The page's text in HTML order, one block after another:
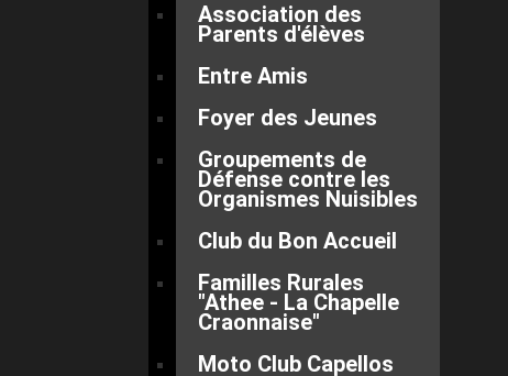
Association des
Parents d'élèves
Entre Amis
Foyer des Jeunes
Groupements de
Défense contre les
Organismes Nuisibles
Club du Bon Accueil
Familles Rurales
"Athee - La Chapelle
Craonnaise"
Moto Club Capellos